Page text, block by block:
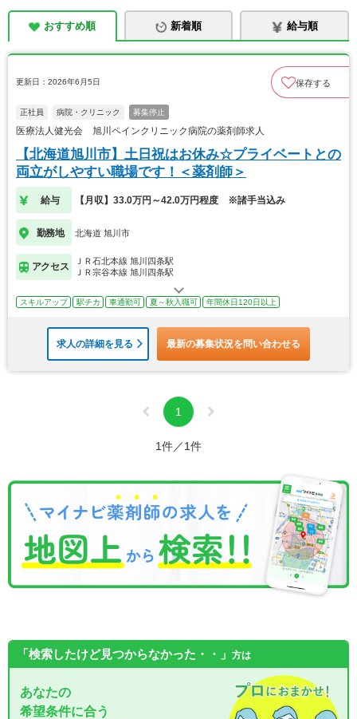
おすすめ順 新着順 給与順
更新日：2026年6月5日 保存する
正社員 病院・クリニック 募集停止
医療法人健光会 旭川ペインクリニック病院の薬剤師求人
【北海道旭川市】土日祝はお休み☆プライベートとの
両立がしやすい職場です！＜薬剤師＞
給与 【月収】33.0万円～42.0万円程度 ※諸手当込み
勤務地 北海道 旭川市
アクセス
ＪＲ石北本線 旭川四条駅
ＪＲ宗谷本線 旭川四条駅
スキルアップ 駅チカ 車通勤可 夏～秋入職可 年間休日120日以上
求人の詳細を見る 最新の募集状況を問い合わせる
1
1件／1件
「検索したけど見つからなかった・・」 方は
あなたの
希望条件に合う